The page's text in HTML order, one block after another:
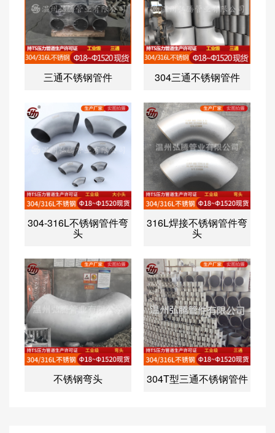
三通不锈钢管件 304三通不锈钢管件
304-316L不锈钢管件弯
头
316L焊接不锈钢管件弯
头
不锈钢弯头 304T型三通不锈钢管件